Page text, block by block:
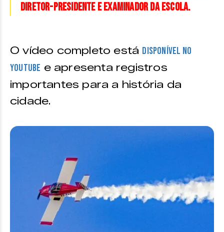
Diretor-presidente e examinador da escola.
O vídeo completo está disponível no
Youtube e apresenta registros
importantes para a história da
cidade.